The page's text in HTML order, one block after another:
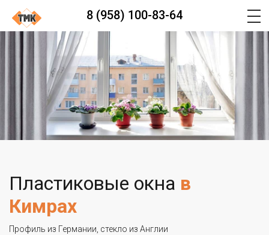
8 (958) 100-83-64
Пластиковые окна в
Кимрах
Профиль из Германии, стекло из Англии